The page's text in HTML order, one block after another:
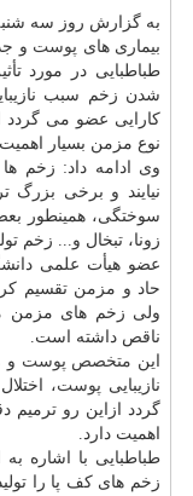
به گزارش روز سه
بیماری های پوست و
طباطبایی در مورد
شدن زخم سبب
كارایی عضو می
نوع مزمن بسیار اهمیت
وی ادامه داد: زخم
نیایند و برخی بزرگ
سوختگی، همینطور
زونا، تبخال و... زخم
عضو هیأت علمی
حاد و مزمن تقسیم
ولی زخم های مزمن
ناقص داشته است.
این متخصص پوست و
نازیبایی پوست،
گردد ازاین رو
اهمیت دارد.
طباطبایی با اشاره
زخم های كف پا را